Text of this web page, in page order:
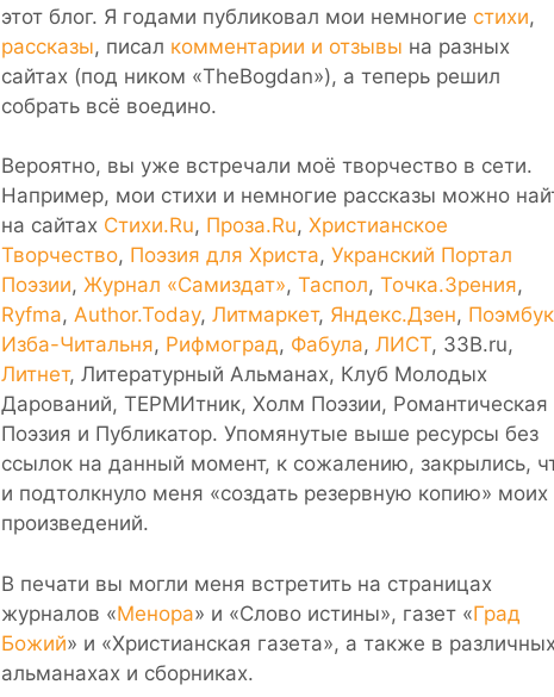
этот блог. Я годами публиковал мои немногие стихи,
рассказы, писал комментарии и отзывы на разных
сайтах (под ником «TheBogdan»), а теперь решил
собрать всё воедино.
Вероятно, вы уже встречали моё творчество в сети.
Например, мои стихи и немногие рассказы можно
на сайтах Стихи.Ru, Проза.Ru, Христианское
Творчество, Поэзия для Христа, Укранский Портал
Поэзии, Журнал «Самиздат», Таспол, Точка.Зрения,
Ryfma, Author.Today, Литмаркет, Яндекс.Дзен, Поэмбук
Изба-Читальня, Рифмоград, Фабула, ЛИСТ, 33B.ru,
Литнет, Литературный Альманах, Клуб Молодых
Дарований, ТЕРМИтник, Холм Поэзии, Романтическая
Поэзия и Публикатор. Упомянутые выше ресурсы без
ссылок на данный момент, к сожалению, закрылись,
и подтолкнуло меня «создать резервную копию» моих
произведений.
В печати вы могли меня встретить на страницах
журналов «Менора» и «Слово истины», газет «Град
Божий» и «Христианская газета», а также в
альманахах и сборниках.